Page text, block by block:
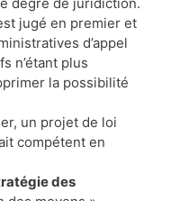
jugé en premier et
d’appel
n’étant plus
la possibilité
un projet de loi
compétent en
des